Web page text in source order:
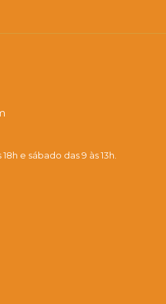
e sábado das 9 às 13h.